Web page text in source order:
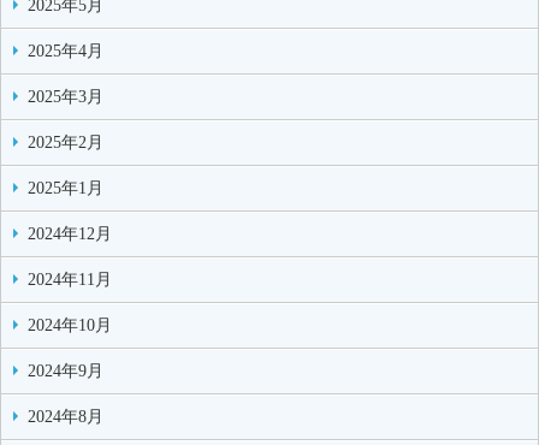
2025年5月
2025年4月
2025年3月
2025年2月
2025年1月
2024年12月
2024年11月
2024年10月
2024年9月
2024年8月